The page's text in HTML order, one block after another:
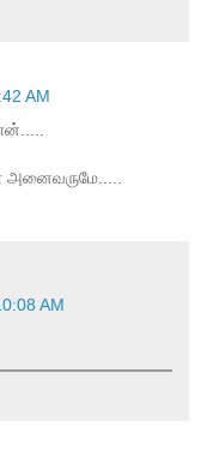
AM
அனைவருமே.....
AM